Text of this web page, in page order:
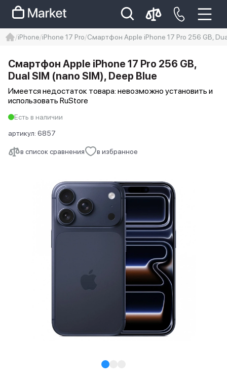
Iphone 14 pro max
айфон 14
iPhone iPhone 17 Pro Смартфон Apple iPhone 17 Pro 256 GB,
в список сравнения в избранное
Смартфон Apple iPhone 17 Pro 256 GB,
Dual SIM (nano SIM), Deep Blue
Имеется недостаток товара: невозможно установить и
использовать RuStore
Есть в наличии
артикул: 6857